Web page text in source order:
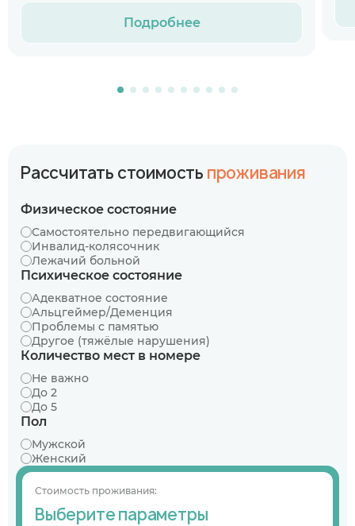
Подробнее
Рассчитать стоимость проживания
Физическое состояние
Самостоятельно передвигающийся
Инвалид-колясочник
Лежачий больной
Психическое состояние
Адекватное состояние
Альцгеймер/Деменция
Проблемы с памятью
Другое (тяжёлые нарушения)
Количество мест в номере
Не важно
До 2
До 5
Пол
Мужской
Женский
Стоимость проживания:
Выберите параметры